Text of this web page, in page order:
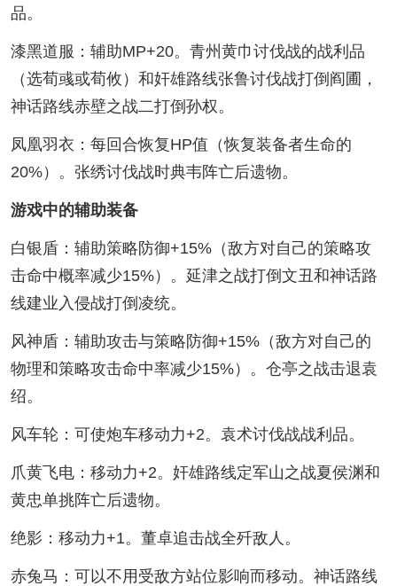
品。
漆黑道服：辅助MP+20。青州黄巾讨伐战的战利品
（选荀彧或荀攸）和奸雄路线张鲁讨伐战打倒阎圃，
神话路线赤壁之战二打倒孙权。
凤凰羽衣：每回合恢复HP值（恢复装备者生命的
20%）。张绣讨伐战时典韦阵亡后遗物。
游戏中的辅助装备
白银盾：辅助策略防御+15%（敌方对自己的策略攻
击命中概率减少15%）。延津之战打倒文丑和神话路
线建业入侵战打倒凌统。
风神盾：辅助攻击与策略防御+15%（敌方对自己的
物理和策略攻击命中率减少15%）。仓亭之战击退袁
绍。
风车轮：可使炮车移动力+2。袁术讨伐战战利品。
爪黄飞电：移动力+2。奸雄路线定军山之战夏侯渊和
黄忠单挑阵亡后遗物。
绝影：移动力+1。董卓追击战全歼敌人。
赤兔马：可以不用受敌方站位影响而移动。神话路线